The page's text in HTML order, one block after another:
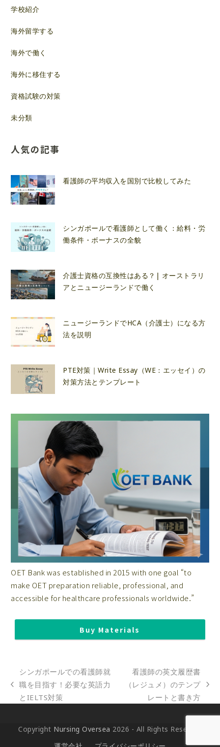
学校紹介
海外留学する
海外で働く
海外に移住する
資格試験の対策
未分類
人気の記事
看護師の平均収入を国別で比較してみた
シンガポールで看護師として働く：給料・労
働条件・ボーナスの全貌
介護士資格の互換性はある？| オーストラリ
アとニュージーランドで働く
ニュージーランドでHCA（介護士）になる方
法を説明
PTE対策｜Write Essay（WE：エッセイ）の
対策方法とテンプレート
OET Bank was established in 2015 with one goal “to
make OET preparation reliable, professional, and
accessible for healthcare professionals worldwide.”
Buy Materials
previous
post:
シンガポールでの看護師就
職を目指す！必要な英語力
とIELTS対策
next
post:
看護師の英文履歴書
（レジュメ）のテンプ
レートと書き方
Copyright Nursing Oversea 2026 - All Rights Reserved